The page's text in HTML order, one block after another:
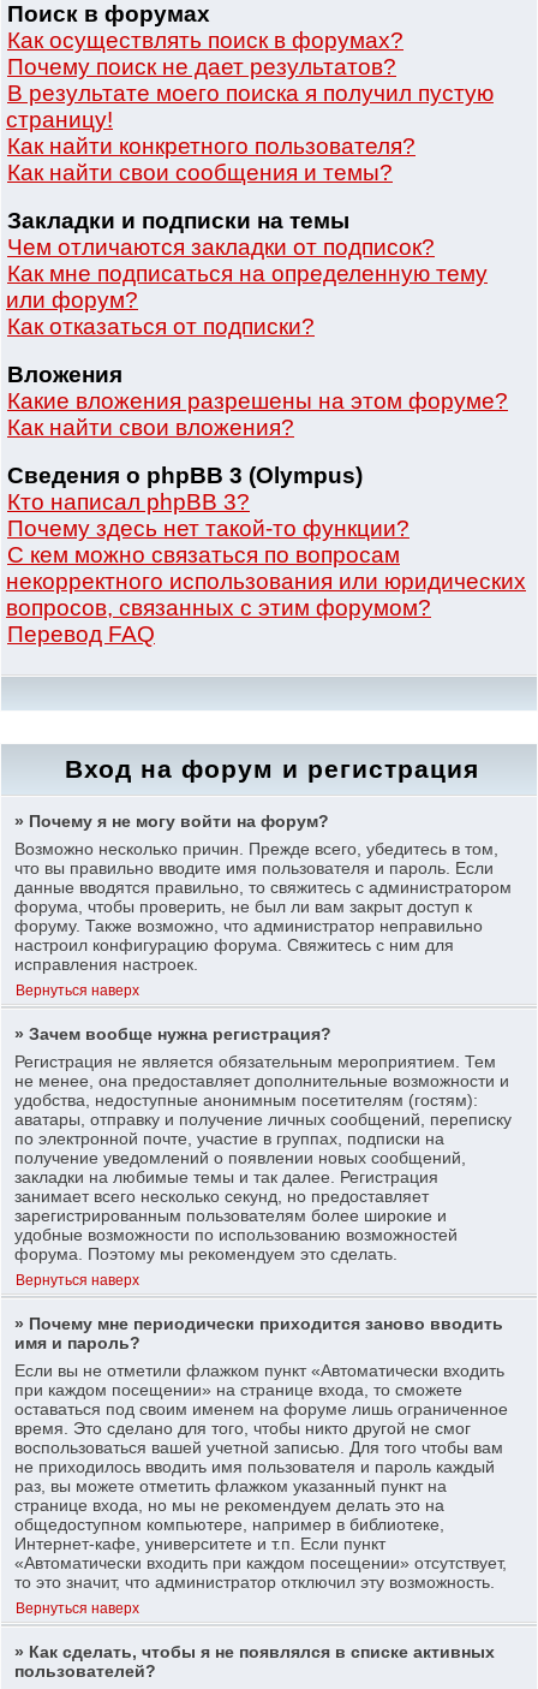
Поиск в форумах
Как осуществлять поиск в форумах?
Почему поиск не дает результатов?
В результате моего поиска я получил пустую
страницу!
Как найти конкретного пользователя?
Как найти свои сообщения и темы?
Закладки и подписки на темы
Чем отличаются закладки от подписок?
Как мне подписаться на определенную тему
или форум?
Как отказаться от подписки?
Вложения
Какие вложения разрешены на этом форуме?
Как найти свои вложения?
Сведения о phpBB 3 (Olympus)
Кто написал phpBB 3?
Почему здесь нет такой-то функции?
С кем можно связаться по вопросам
некорректного использования или юридических
вопросов, связанных с этим форумом?
Перевод FAQ
Вход на форум и регистрация
» Почему я не могу войти на форум?
Возможно несколько причин. Прежде всего, убедитесь в том,
что вы правильно вводите имя пользователя и пароль. Если
данные вводятся правильно, то свяжитесь с администратором
форума, чтобы проверить, не был ли вам закрыт доступ к
форуму. Также возможно, что администратор неправильно
настроил конфигурацию форума. Свяжитесь с ним для
исправления настроек.
Вернуться наверх
» Зачем вообще нужна регистрация?
Регистрация не является обязательным мероприятием. Тем
не менее, она предоставляет дополнительные возможности и
удобства, недоступные анонимным посетителям (гостям):
аватары, отправку и получение личных сообщений, переписку
по электронной почте, участие в группах, подписки на
получение уведомлений о появлении новых сообщений,
закладки на любимые темы и так далее. Регистрация
занимает всего несколько секунд, но предоставляет
зарегистрированным пользователям более широкие и
удобные возможности по использованию возможностей
форума. Поэтому мы рекомендуем это сделать.
Вернуться наверх
» Почему мне периодически приходится заново вводить
имя и пароль?
Если вы не отметили флажком пункт «Автоматически входить
при каждом посещении» на странице входа, то сможете
оставаться под своим именем на форуме лишь ограниченное
время. Это сделано для того, чтобы никто другой не смог
воспользоваться вашей учетной записью. Для того чтобы вам
не приходилось вводить имя пользователя и пароль каждый
раз, вы можете отметить флажком указанный пункт на
странице входа, но мы не рекомендуем делать это на
общедоступном компьютере, например в библиотеке,
Интернет-кафе, университете и т.п. Если пункт
«Автоматически входить при каждом посещении» отсутствует,
то это значит, что администратор отключил эту возможность.
Вернуться наверх
» Как сделать, чтобы я не появлялся в списке активных
пользователей?